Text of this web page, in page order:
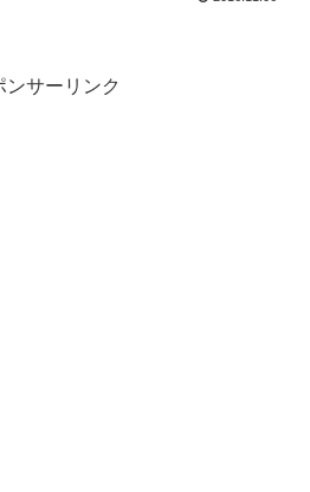
ンサーリンク